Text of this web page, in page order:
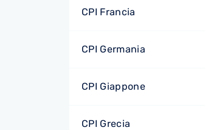
CPI Francia
CPI Germania
CPI Giappone
CPI Grecia